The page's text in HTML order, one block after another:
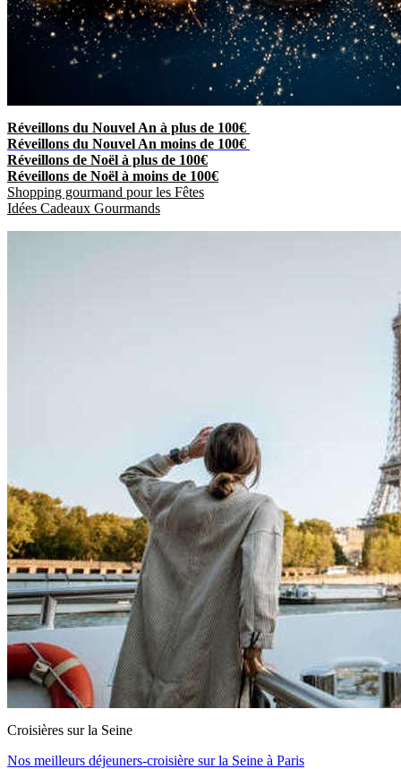
Réveillons du Nouvel An à plus de 100€
Réveillons du Nouvel An moins de 100€
Réveillons de Noël à plus de 100€
Réveillons de Noël à moins de 100€
Shopping gourmand pour les Fêtes
Idées Cadeaux Gourmands
Croisières sur la Seine
Nos meilleurs déjeuners-croisière sur la Seine à Paris